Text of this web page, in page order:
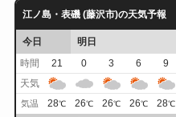
江ノ島・表磯 (藤沢市)の天気予報
今日 明日
時間
21 0 3 6 9
天気
気温 28℃ 26℃ 26℃ 26℃ 28℃